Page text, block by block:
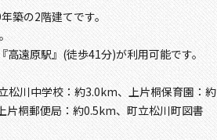
築の2階建てです。
高遠原駅』(徒歩41分)が利用可能です。
松川中学校：約3.0km、上片桐保育園：約
桐郵便局：約0.5km、町立松川町図書